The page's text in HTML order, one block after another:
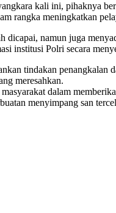
kali ini, pihaknya
rangka meningkatkan
namun juga
institusi Polri secara
tindakan penangkalan
meresahkan.
dalam
menyimpang san